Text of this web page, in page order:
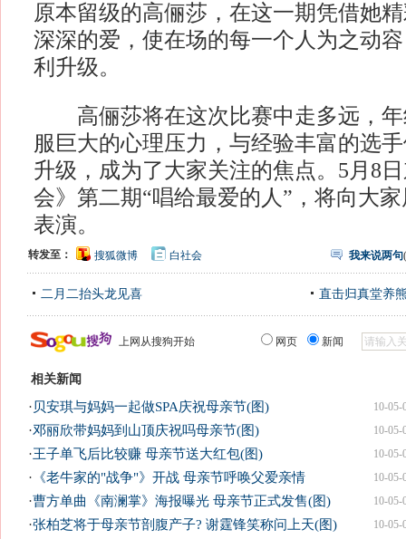
原本留级的高俪莎，在这一期凭借她
深深的爱，使在场的每一个人为之动
利升级。
高俪莎将在这次比赛中走多远，年
服巨大的心理压力，与经验丰富的选
升级，成为了大家关注的焦点。5月8
会》第二期“唱给最爱的人”，将向大
表演。
转发至： 搜狐微博 白社会 我来说两句(
二月二抬头龙见喜 直击归真堂养
上网从搜狗开始 网页 新闻
相关新闻
10-05-
·贝安琪与妈妈一起做SPA庆祝母亲节(图)
10-05-
·邓丽欣带妈妈到山顶庆祝吗母亲节(图)
10-05-
·王子单飞后比较赚 母亲节送大红包(图)
10-05-
· 《老牛家的"战争"》开战 母亲节呼唤父爱亲情
10-05-
·曹方单曲《南澜掌》海报曝光 母亲节正式发售(图)
10-05-
·张柏芝将于母亲节剖腹产子? 谢霆锋笑称问上天(图)